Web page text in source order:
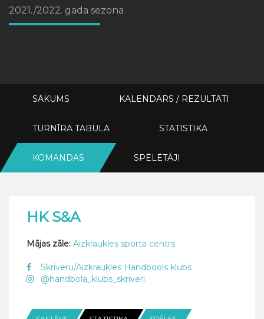
2021./2022. gada sezona
SĀKUMS KALENDĀRS / REZULTĀTI
TURNĪRA TABULA STATISTIKA
KOMANDAS SPĒLĒTĀJI
HK S&A
Mājas zāle: Aizkraukles sporta centrs
Skrīveru/Aizkraukles Handbools klubs
@handbola_klubs_skriveri